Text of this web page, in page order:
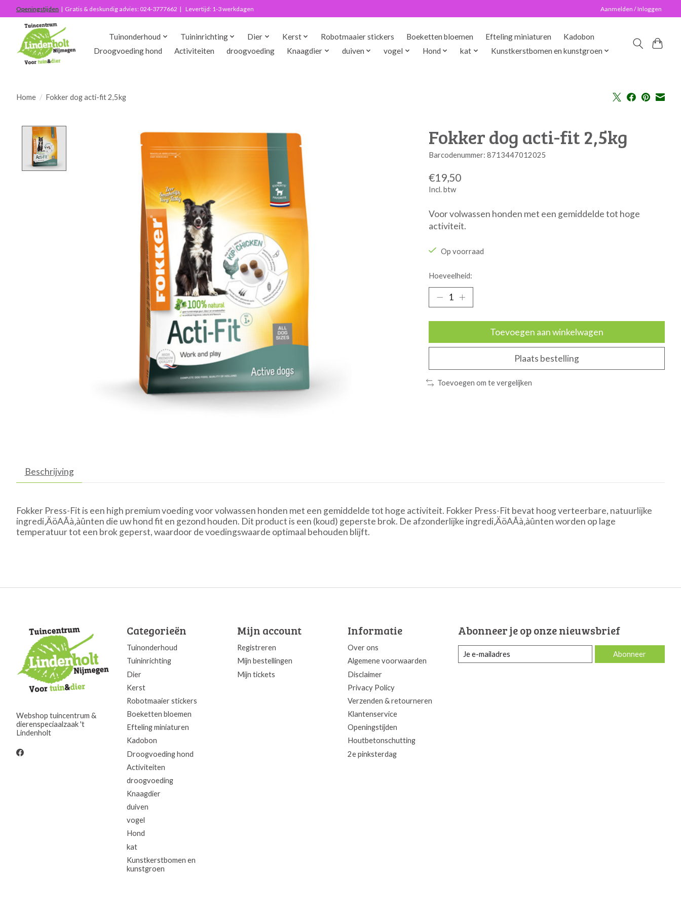
Openingstijden | Gratis & deskundig advies: 024-3777662 | Levertijd: 1-3 werkdagen Aanmelden / Inloggen
Tuinonderhoud Tuininrichting Dier Kerst Robotmaaier stickers Boeketten bloemen Efteling miniaturen
Kadobon
Droogvoeding hond
Activiteiten droogvoeding Knaagdier duiven vogel Hond kat Kunstkerstbomen en kunstgroen
Home / Fokker dog acti-fit 2,5kg
Product image slideshow Items Fokker dog acti-fit 2,5kg
Barcodenummer: 8713447012025
€19,50
Incl. btw
Voor volwassen honden met een gemiddelde tot hoge
activiteit.
Op voorraad
Hoeveelheid:
Toevoegen aan winkelwagen
Plaats bestelling
Toevoegen om te vergelijken
Beschrijving
Fokker Press-Fit is een high premium voeding voor volwassen honden met een gemiddelde tot hoge activiteit. Fokker Press-Fit bevat hoog verteerbare, natuurlijke
ingredi‚ÄöAÃà‚àûnten die uw hond fit en gezond houden. Dit product is een (koud) geperste brok. De afzonderlijke ingredi‚ÄöAÃà‚àûnten worden op lage
temperatuur tot een brok geperst, waardoor de voedingswaarde optimaal behouden blijft.
Webshop tuincentrum &
dierenspeciaalzaak 't
Lindenholt
Categorieën
Tuinonderhoud
Tuininrichting
Dier
Kerst
Robotmaaier stickers
Boeketten bloemen
Efteling miniaturen
Kadobon
Droogvoeding hond
Activiteiten
droogvoeding
Knaagdier
duiven
vogel
Hond
kat
Kunstkerstbomen en
kunstgroen
Mijn account
Registreren
Mijn bestellingen
Mijn tickets
Informatie
Over ons
Algemene voorwaarden
Disclaimer
Privacy Policy
Verzenden & retourneren
Klantenservice
Openingstijden
Houtbetonschutting
2e pinksterdag
Abonneer je op onze nieuwsbrief
Abonneer